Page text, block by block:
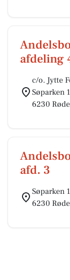
afdeling
c/o. Jytte
Søparken
6230
afd. 3
Søparken
6230